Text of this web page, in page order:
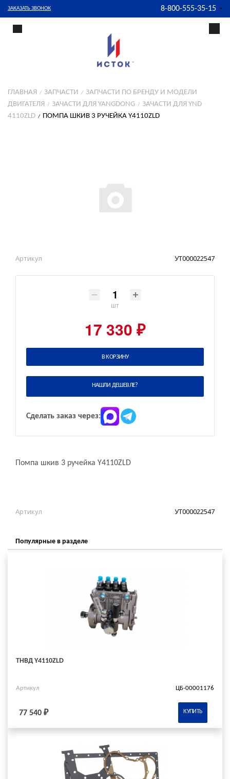
ЗАКАЗАТЬ ЗВОНОК 8-800-555-35-15
ГЛАВНАЯ ЗАПЧАСТИ
ЗАПЧАСТИ ПО БРЕНДУ И МОДЕЛИ
ДВИГАТЕЛЯ
ЗАЧАСТИ ДЛЯ YANGDONG
ЗАЧАСТИ ДЛЯ YND
4110ZLD
ПОМПА ШКИВ 3 РУЧЕЙКА Y4110ZLD
Артикул УТ000022547
шт
17 330 ₽
В КОРЗИНУ
НАШЛИ ДЕШЕВЛЕ?
Сделать заказ через:
Помпа шкив 3 ручейка Y4110ZLD
Артикул УТ000022547
Популярные в разделе
ТНВД Y4110ZLD
Артикул ЦБ-00001176
77 540 ₽ КУПИТЬ